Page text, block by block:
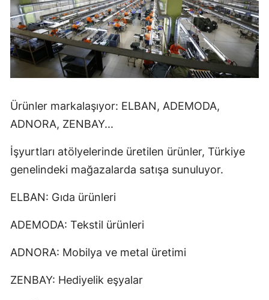
Malatya
Manisa
Kahramanmaraş
Nevşehir
Ürünler markalaşıyor: ELBAN, ADEMODA,
ADNORA, ZENBAY...
İşyurtları atölyelerinde üretilen ürünler, Türkiye
genelindeki mağazalarda satışa sunuluyor.
ELBAN: Gıda ürünleri
ADEMODA: Tekstil ürünleri
ADNORA: Mobilya ve metal üretimi
ZENBAY: Hediyelik eşyalar